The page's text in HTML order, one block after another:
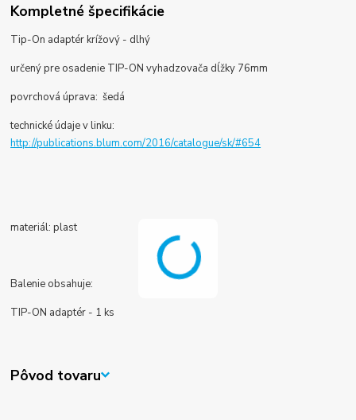
Kompletné špecifikácie
Tip-On adaptér krížový - dlhý
určený pre osadenie TIP-ON vyhadzovača dĺžky 76mm
povrchová úprava: šedá
technické údaje v linku:
http://publications.blum.com/2016/catalogue/sk/#654
materiál: plast
Balenie obsahuje:
TIP-ON adaptér - 1 ks
Pôvod tovaru